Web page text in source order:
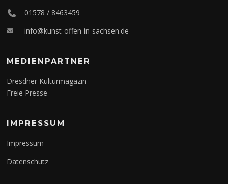
01578 / 8463459
info@kunst-offen-in-sachsen.de
MEDIENPARTNER
Dresdner Kulturmagazin
Freie Presse
IMPRESSUM
Impressum
Datenschutz